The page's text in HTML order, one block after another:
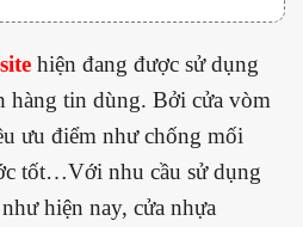
hiện đang được sử dụng
hàng tin dùng. Bởi cửa vòm
ưu điểm như chống mối
tốt…Với nhu cầu sử dụng
hiện nay, cửa nhựa